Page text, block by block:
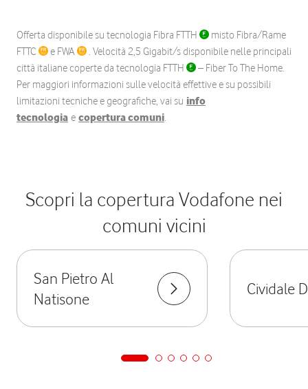
Offerta disponibile su tecnologia Fibra FTTH
misto Fibra/Rame
FTTC
e FWA
. Velocità 2,5 Gigabit/s disponibile nelle principali
città italiane coperte da tecnologia FTTH
– Fiber To The Home.
Per maggiori informazioni sulle velocità effettive e su possibili
limitazioni tecniche e geografiche, vai su info
tecnologia e copertura comuni.
Scopri la copertura Vodafone nei
comuni vicini
San Pietro Al
Natisone
Cividale